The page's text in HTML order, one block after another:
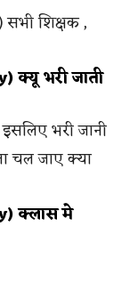
सभी शिक्षक ,
क्यू भरी जाती
भरी जानी
चल जाए क्या
क्लास मे